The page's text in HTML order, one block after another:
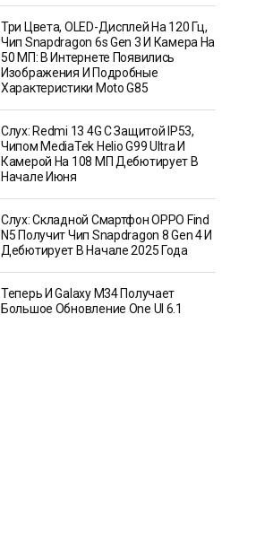
Три Цвета, OLED-Дисплей На 120 Гц,
Чип Snapdragon 6s Gen 3 И Камера На
50 МП: В Интернете Появились
Изображения И Подробные
Характеристики Moto G85
Слух: Redmi 13 4G С Защитой IP53,
Чипом MediaTek Helio G99 Ultra И
Камерой На 108 МП Дебютирует В
Начале Июня
Слух: Складной Смартфон OPPO Find
N5 Получит Чип Snapdragon 8 Gen 4 И
Дебютирует В Начале 2025 Года
Теперь И Galaxy M34 Получает
Большое Обновление One UI 6.1